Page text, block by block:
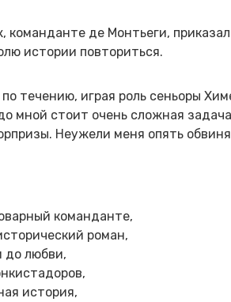
команданте де Монтьеги,
истории повториться.
течению, играя роль сеньоры
мной стоит очень сложная
Неужели меня опять
команданте,
роман,
до любви,
история,